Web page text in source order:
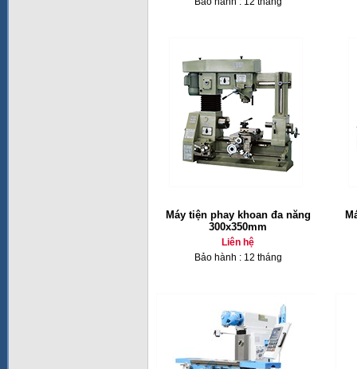
Máy tiện phay khoan đa năng
300x350mm
Liên hệ
Bảo hành : 12 tháng